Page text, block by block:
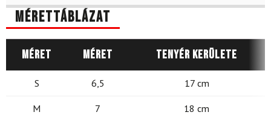
Mérettáblázat
Méret Méret Tenyér kerülete
S 6,5 17 cm
M 7 18 cm